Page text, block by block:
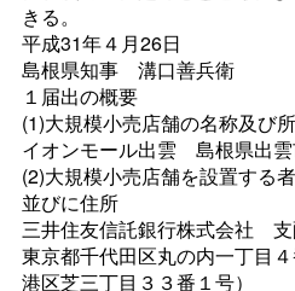
きる。
平成31年４月26日
島根県知事 溝口善兵衛
１届出の概要
(1)大規模小売店舗の名称及び
イオンモール出雲 島根県出
(2)大規模小売店舗を設置する
並びに住所
三井住友信託銀行株式会社
東京都千代田区丸の内一丁目
港区芝三丁目３３番１号）